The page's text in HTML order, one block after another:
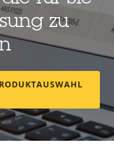
zu